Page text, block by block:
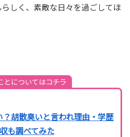
しく、素敵な日々を過ごしてほ
とについてはコチラ
胡散臭いと言われ理由・学歴
も調べてみた